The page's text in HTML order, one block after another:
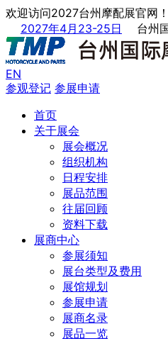
欢迎访问2027台州摩配展官网
2027年4月23-25日
台州
EN
参观登记 参展申请
首页
关于展会
展会概况
组织机构
日程安排
展品范围
往届回顾
资料下载
展商中心
参展须知
展台类型及费用
展馆规划
参展申请
展商名录
展品一览